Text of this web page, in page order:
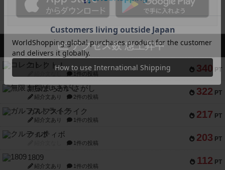
アクセス数 急上昇中
340 PT
コレクト！
1件の投稿
322 PT
無限まちがいさがし
紹介文あり 2件の投稿
217 PT
ガルフストライク
紹介文あり 1件の投稿
203 PT
クルティボ
1件の投稿
112 PT
1809
紹介文あり 1件の投稿